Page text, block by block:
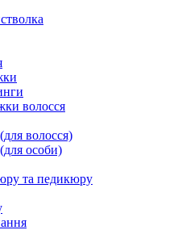
волосся
волосся)
особи)
та педикюру